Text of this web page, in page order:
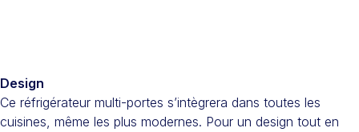
Design
Ce réfrigérateur multi-portes s’intègrera dans toutes les
cuisines, même les plus modernes. Pour un design tout en